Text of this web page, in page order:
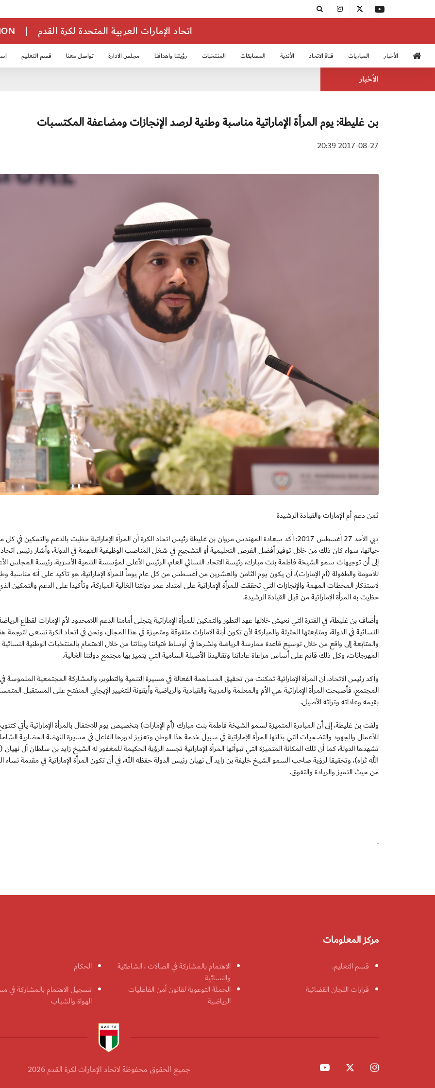
| اتحاد الإمارات العربية المتحدة لكرة القدم
الأخبار المباريات قناة الاتحاد الأندية المسابقات المنتخبات رؤيتنا واهدافنا مجلس الادارة تواصل معنا قسم التعليم
الأخبار
بن غليطة: يوم المرأة الإماراتية مناسبة وطنية لرصد الإنجازات ومضاعفة المكتسبات
2017-08-27 20:39
ثمن دعم أم الإمارات والقيادة الرشيدة
دبي الأحد 27 أغسطس 2017: أكد سعادة المهندس مروان بن غليطة رئيس اتحاد الكرة أن المرأة الإماراتية حظيت بالدعم والتمكين في
حياتها، سواء كان ذلك من خلال توفير أفضل الفرص التعليمية أو التشجيع في شغل المناصب الوظيفية المهمة في الدولة، وأشار رئيس اتحاد
إلى أن توجيهات سمو الشيخة فاطمة بنت مبارك، رئيسة الاتحاد النسائي العام، الرئيس الأعلى لمؤسسة التنمية الأسرية، رئيسة المجلس
للأمومة والطفولة (أم الإمارات)، أن يكون يوم الثامن والعشرين من أغسطس من كل عام يوماً للمرأة الإماراتية، هو تأكيد على أنه مناسبة
لاستذكار المحطات المهمة والإنجازات التي تحققت للمرأة الإماراتية على امتداد عمر دولتنا الغالية المباركة، وتأكيدا على الدعم والتمكين
حظيت به المرأة الإماراتية من قبل القيادة الرشيدة.
وأضاف بن غليطة، في الفترة التي نعيش خلالها عهد التطور والتمكين للمرأة الإماراتية يتجلى أمامنا الدعم اللامحدود لأم الإمارات لقطاع
النسائية في الدولة، ومتابعتها الحثيثة والمباركة لأن تكون أبنة الإمارات متفوقة ومتميزة في هذا المجال، ونحن في اتحاد الكرة نسعى لترجمة
والمتابعة إلى واقع من خلال توسيع قاعدة ممارسة الرياضة ونشرها في أوساط فتياتنا وبناتنا من خلال الاهتمام بالمنتخبات الوطنية
المهرجانات، وكل ذلك قائم على أساس مراعاة عاداتنا وتقاليدنا الأصيلة السامية التي يتميز بها مجتمع دولتنا الغالية.
وأكد رئيس الاتحاد، أن المرأة الإماراتية تمكنت من تحقيق المساهمة الفعالة في مسيرة التنمية والتطوير، والمشاركة المجتمعية الملموسة في
المجتمع، فأصبحت المرأة الإماراتية هي الأم والمعلمة والمربية والقيادية والرياضية وأيقونة للتغيير الإيجابي المنفتح على المستقبل
بقيمه وعاداته وتراثه الأصيل.
ولفت بن غليطة، إلى أن المبادرة المتميزة لسمو الشيخة فاطمة بنت مبارك (أم الإمارات) بتخصيص يوم للاحتفال بالمرأة الإماراتية يأتي
للأعمال والجهود والتضحيات التي بذلتها المرأة الإماراتية في سبيل خدمة هذا الوطن وتعزيز لدورها الفاعل في مسيرة النهضة الحضارية
تشهدها الدولة، كما أن تلك المكانة المتميزة التي تبوأتها المرأة الإماراتية تجسد الرؤية الحكيمة للمغفور له الشيخ زايد بن سلطان آل
الله ثراه)، وتحقيقا لرؤية صاحب السمو الشيخ خليفة بن زايد آل نهيان رئيس الدولة حفظه الله، في أن تكون المرأة الإماراتية في مقدمة نساء
من حيث التميز والريادة والتفوق.
.
مركز المعلومات
قسم التعليم.
الاهتمام بالمشاركة في الصالات ، الشاطئية
والنسائية
الحكام
قرارات اللجان القضائية
الحملة التوعوية لقانون أمن الفاعليات
الرياضية
تسجيل الاهتمام بالمشاركة في
الهواة والشباب
جميع الحقوق محفوظة لاتحاد الإمارات لكرة القدم 2026